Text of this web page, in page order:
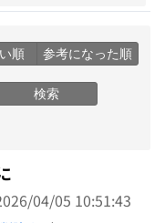
順 参考になった順
検索
04/05 10:51:43